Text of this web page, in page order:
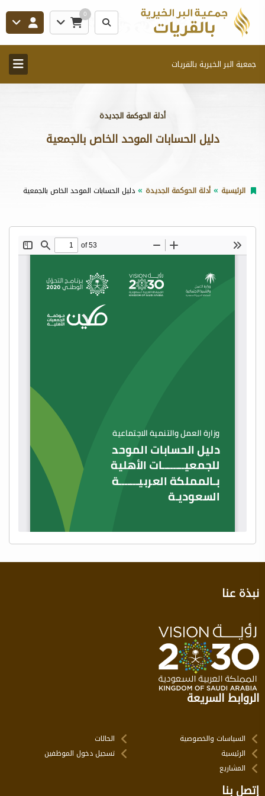
0
جمعية البر الخيرية بالقريات
أدلة الحوكمة الجديدة
دليل الحسابات الموحد الخاص بالجمعية
الرئيسية أدلة الحوكمة الجديدة دليل الحسابات الموحد الخاص بالجمعية
نبذة عنا
الروابط السريعة
السياسات والخصوصية
الرئيسية
المشاريع
الحالات
تسجيل دخول الموظفين
إتصل بنا